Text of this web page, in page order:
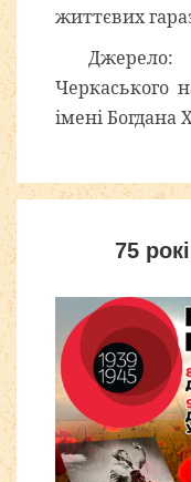
життєвих
Черкаського
імені
75